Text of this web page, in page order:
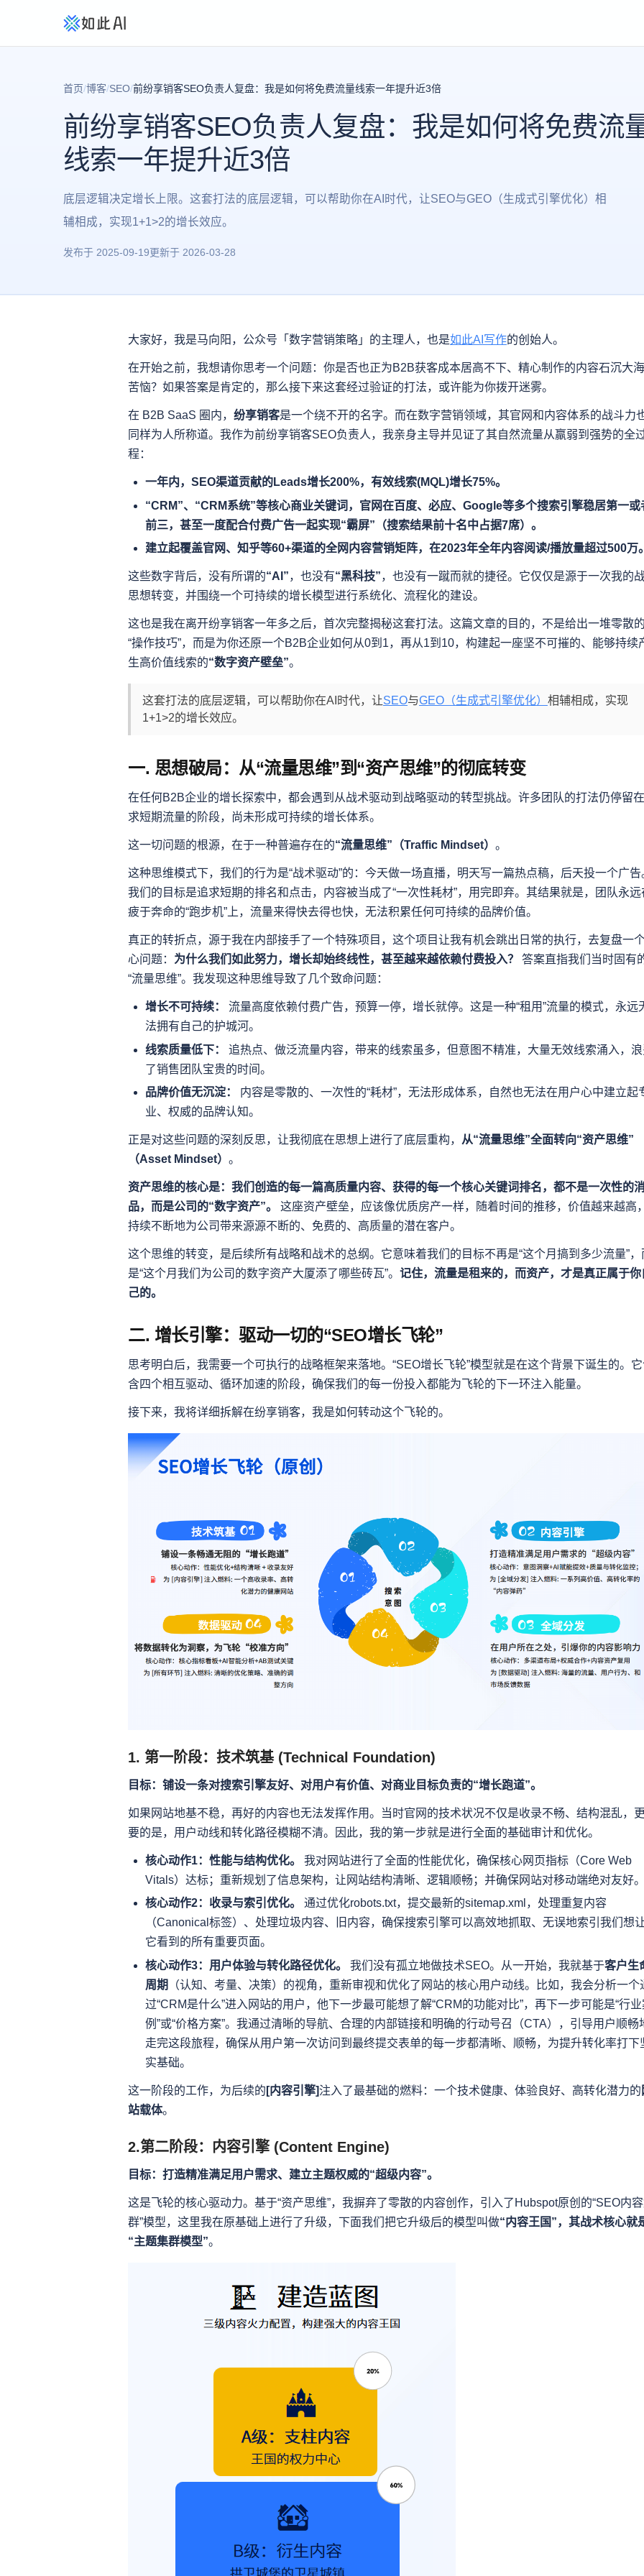
首页/博客/SEO/前纷享销客SEO负责人复盘：我是如何将免费流量线索一年提升近3倍
前纷享销客SEO负责人复盘：我是如何将免费流
线索一年提升近3倍
底层逻辑决定增长上限。这套打法的底层逻辑，可以帮助你在AI时代，让SEO与GEO（生成式引擎优化）相
辅相成，实现1+1>2的增长效应。
发布于 2025-09-19更新于 2026-03-28
大家好，我是马向阳，公众号「数字营销策略」的主理人，也是如此AI写作的创始人。
在开始之前，我想请你思考一个问题：你是否也正为B2B获客成本居高不下、精心制作的内容石沉大
苦恼？如果答案是肯定的，那么接下来这套经过验证的打法，或许能为你拨开迷雾。
在 B2B SaaS 圈内， 纷享销客是一个绕不开的名字。而在数字营销领域，其官网和内容体系的战斗力
同样为人所称道。我作为前纷享销客SEO负责人，我亲身主导并见证了其自然流量从羸弱到强势的全
程：
一年内，SEO渠道贡献的Leads增长200%，有效线索(MQL)增长75%。
“CRM”、“CRM系统”等核心商业关键词，官网在百度、必应、Google等多个搜索引擎稳居第一或
前三，甚至一度配合付费广告一起实现“霸屏”（搜索结果前十名中占据7席）。
建立起覆盖官网、知乎等60+渠道的全网内容营销矩阵，在2023年全年内容阅读/播放量超过500万。
这些数字背后，没有所谓的“AI”，也没有“黑科技”，也没有一蹴而就的捷径。它仅仅是源于一次我的
思想转变，并围绕一个可持续的增长模型进行系统化、流程化的建设。
这也是我在离开纷享销客一年多之后，首次完整揭秘这套打法。这篇文章的目的，不是给出一堆零散的
“操作技巧”，而是为你还原一个B2B企业如何从0到1，再从1到10，构建起一座坚不可摧的、能够持续
生高价值线索的“数字资产壁垒”。
这套打法的底层逻辑，可以帮助你在AI时代，让SEO与GEO（生成式引擎优化） 相辅相成，实现
1+1>2的增长效应。
一. 思想破局：从“流量思维”到“资产思维”的彻底转变
在任何B2B企业的增长探索中，都会遇到从战术驱动到战略驱动的转型挑战。许多团队的打法仍停留
求短期流量的阶段，尚未形成可持续的增长体系。
这一切问题的根源，在于一种普遍存在的“流量思维”（Traffic Mindset） 。
这种思维模式下，我们的行为是“战术驱动”的：今天做一场直播，明天写一篇热点稿，后天投一个广告
我们的目标是追求短期的排名和点击，内容被当成了“一次性耗材”，用完即弃。其结果就是，团队永远
疲于奔命的“跑步机”上，流量来得快去得也快，无法积累任何可持续的品牌价值。
真正的转折点，源于我在内部接手了一个特殊项目，这个项目让我有机会跳出日常的执行，去复盘一
心问题： 为什么我们如此努力，增长却始终线性，甚至越来越依赖付费投入？
答案直指我们当时固有
“流量思维”。我发现这种思维导致了几个致命问题：
增长不可持续：
流量高度依赖付费广告，预算一停，增长就停。这是一种“租用”流量的模式，永远
法拥有自己的护城河。
线索质量低下：
追热点、做泛流量内容，带来的线索虽多，但意图不精准，大量无效线索涌入，浪
了销售团队宝贵的时间。
品牌价值无沉淀：
内容是零散的、一次性的“耗材”，无法形成体系，自然也无法在用户心中建立起
业、权威的品牌认知。
正是对这些问题的深刻反思，让我彻底在思想上进行了底层重构， 从“流量思维”全面转向“资产思维”
（Asset Mindset） 。
资产思维的核心是：我们创造的每一篇高质量内容、获得的每一个核心关键词排名，都不是一次性的
品，而是公司的“数字资产”。
这座资产壁垒，应该像优质房产一样，随着时间的推移，价值越来越高，
持续不断地为公司带来源源不断的、免费的、高质量的潜在客户。
这个思维的转变，是后续所有战略和战术的总纲。它意味着我们的目标不再是“这个月搞到多少流量”，
是“这个月我们为公司的数字资产大厦添了哪些砖瓦”。 记住，流量是租来的，而资产，才是真正属于你
己的。
二. 增长引擎：驱动一切的“SEO增长飞轮”
思考明白后，我需要一个可执行的战略框架来落地。“SEO增长飞轮”模型就是在这个背景下诞生的。
含四个相互驱动、循环加速的阶段，确保我们的每一份投入都能为飞轮的下一环注入能量。
接下来，我将详细拆解在纷享销客，我是如何转动这个飞轮的。
1. 第一阶段：技术筑基 (Technical Foundation)
目标：铺设一条对搜索引擎友好、对用户有价值、对商业目标负责的“增长跑道”。
如果网站地基不稳，再好的内容也无法发挥作用。当时官网的技术状况不仅是收录不畅、结构混乱，
要的是，用户动线和转化路径模糊不清。因此，我的第一步就是进行全面的基础审计和优化。
核心动作1：性能与结构优化。
我对网站进行了全面的性能优化，确保核心网页指标（Core Web
Vitals）达标；重新规划了信息架构，让网站结构清晰、逻辑顺畅；并确保网站对移动端绝对友好。
核心动作2：收录与索引优化。
通过优化robots.txt，提交最新的sitemap.xml，处理重复内容
（Canonical标签）、处理垃圾内容、旧内容，确保搜索引擎可以高效地抓取、无误地索引我们想
它看到的所有重要页面。
核心动作3：用户体验与转化路径优化。
我们没有孤立地做技术SEO。从一开始，我就基于客户生
周期
（认知、考量、决策）的视角，重新审视和优化了网站的核心用户动线。比如，我会分析一个
过“CRM是什么”进入网站的用户，他下一步最可能想了解“CRM的功能对比”，再下一步可能是“行
例”或“价格方案”。我通过清晰的导航、合理的内部链接和明确的行动号召（CTA），引导用户顺畅
走完这段旅程，确保从用户第一次访问到最终提交表单的每一步都清晰、顺畅，为提升转化率打下
实基础。
这一阶段的工作，为后续的 [内容引擎]注入了最基础的燃料：一个技术健康、体验良好、高转化潜力的
站载体。
2.第二阶段：内容引擎 (Content Engine)
目标：打造精准满足用户需求、建立主题权威的“超级内容”。
这是飞轮的核心驱动力。基于“资产思维”，我摒弃了零散的内容创作，引入了Hubspot原创的“SEO内
群”模型，这里我在原基础上进行了升级，下面我们把它升级后的模型叫做“内容王国”，其战术核心就
“主题集群模型”。